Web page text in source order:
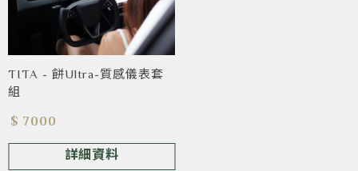
TITA - 餅Ultra-質感儀表套
組
$ 7000
詳細資料